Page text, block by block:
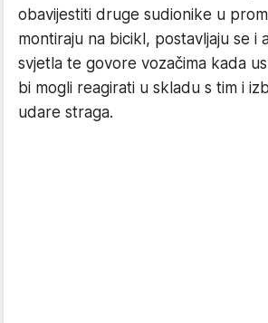
obavijestiti druge sudionike u
montiraju na bicikl, postavljaju se i
svjetla te govore vozačima kada
bi mogli reagirati u skladu s tim i
udare straga.